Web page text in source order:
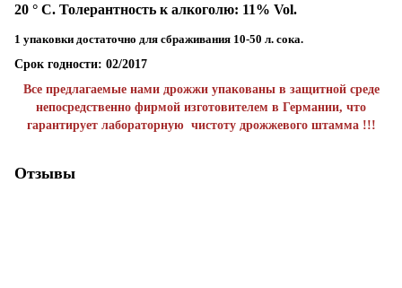
20 ° С. Толерантность к алкоголю: 11% Vol.
1 упаковки достаточно для сбраживания 10-50 л. сока.
Срок годности: 02/2017
Все предлагаемые нами дрожжи упакованы в защитной среде
непосредственно фирмой изготовителем в Германии, что
гарантирует лабораторную чистоту дрожжевого штамма !!!
Отзывы